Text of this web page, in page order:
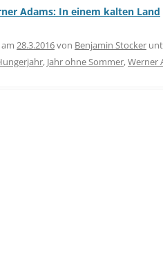
Adams: In einem kalten Land
28.3.2016von Benjamin Stocker
, Jahr ohne Sommer,Werner